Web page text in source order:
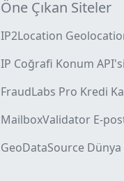
Öne Çıkan Siteler
IP2Location
IP Coğrafi Konum API'si
FraudLabs Pro Kredi
MailboxValidator E-
GeoDataSource